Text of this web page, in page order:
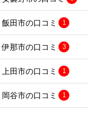
飯田市の口コミ 1
伊那市の口コミ 3
上田市の口コミ 1
岡谷市の口コミ 1